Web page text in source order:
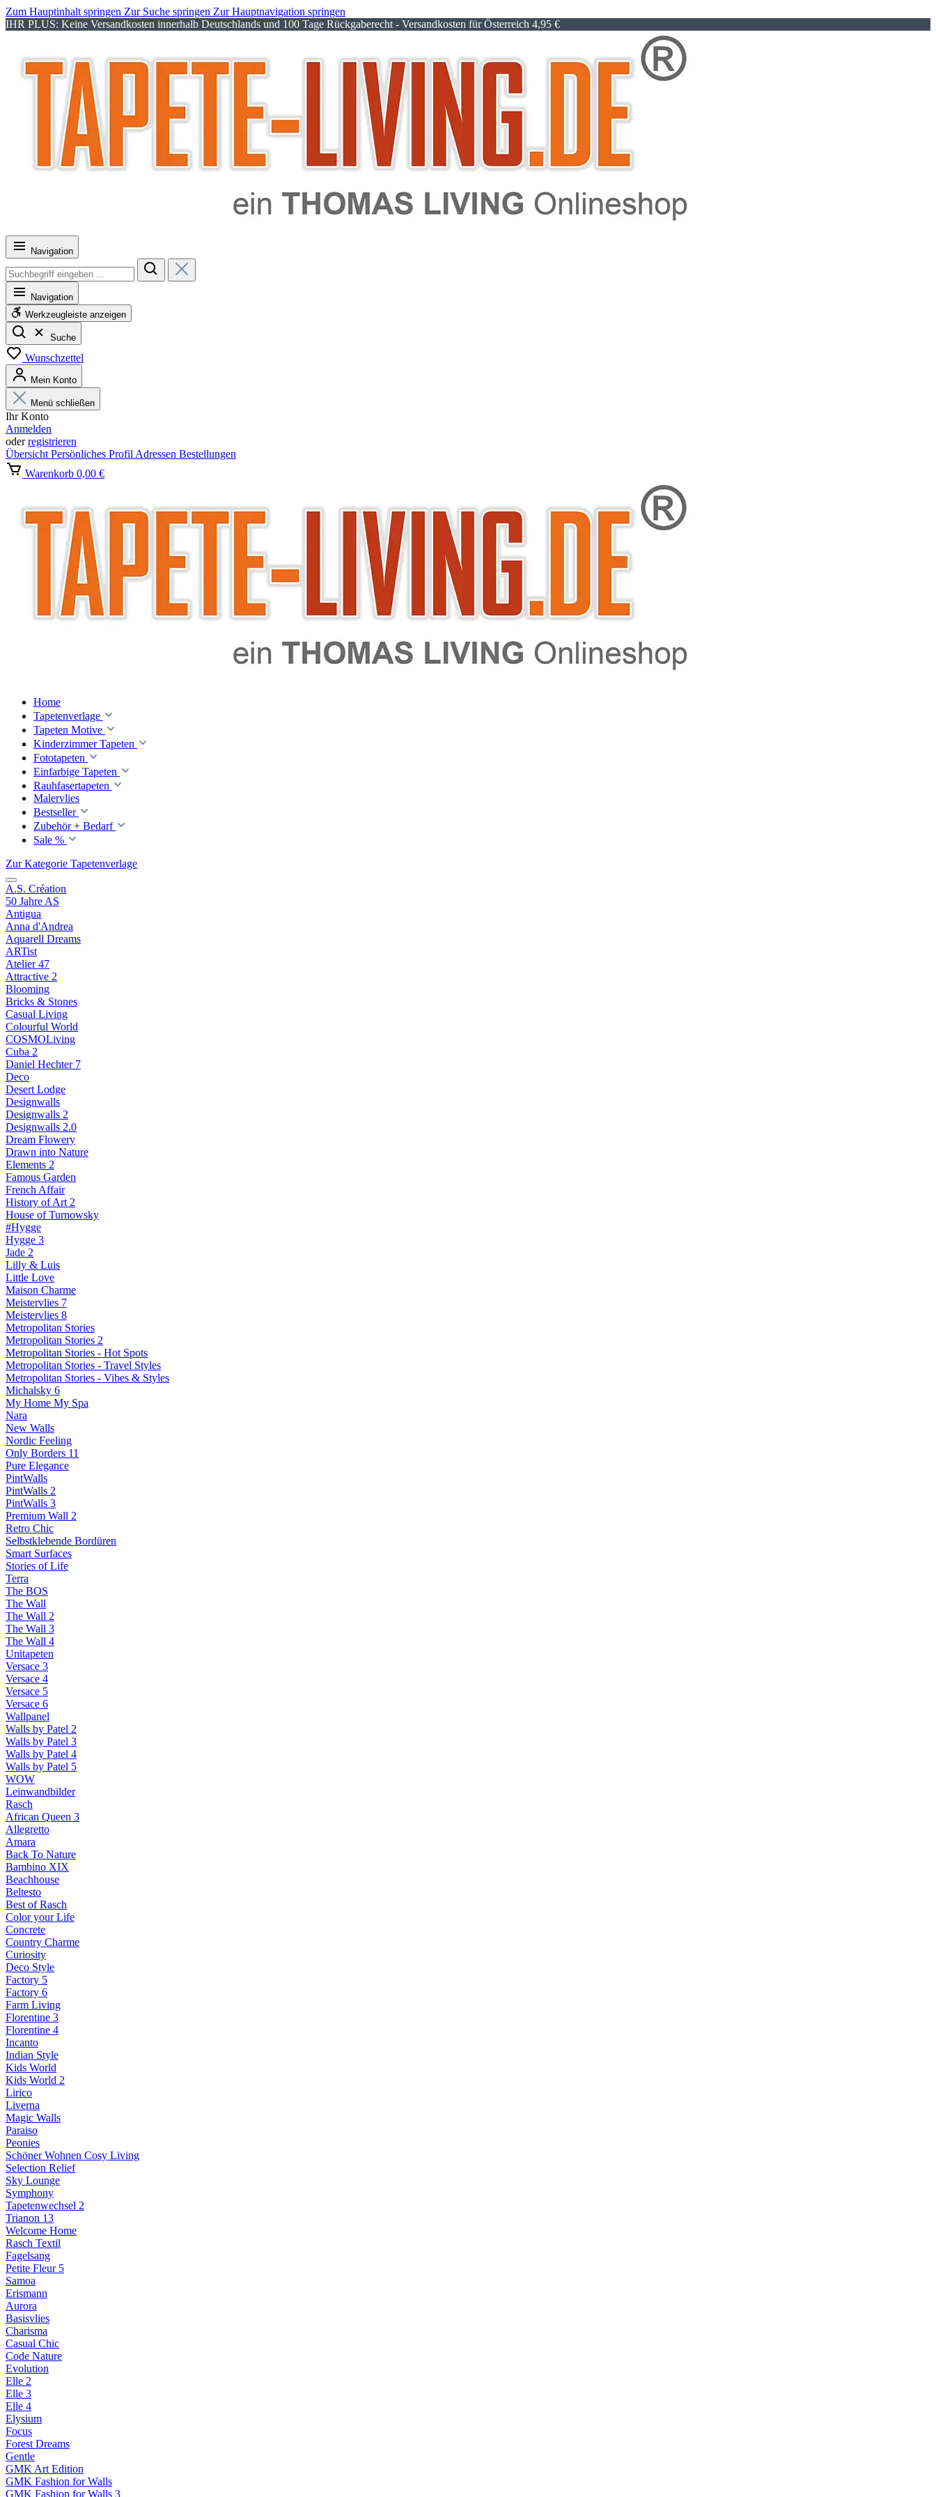
Zum Hauptinhalt springen Zur Suche springen Zur Hauptnavigation springen
IHR PLUS: Keine Versandkosten innerhalb Deutschlands und 100 Tage Rückgaberecht - Versandkosten für Österreich 4,95 €
Navigation
Navigation
Werkzeugleiste anzeigen
Suche
Wunschzettel
Mein Konto
Menü schließen
Ihr Konto
Anmelden
oderregistrieren
Übersicht Persönliches Profil Adressen Bestellungen
Warenkorb 0,00 €
Home
Tapetenverlage
Tapeten Motive
Kinderzimmer Tapeten
Fototapeten
Einfarbige Tapeten
Rauhfasertapeten
Malervlies
Bestseller
Zubehör + Bedarf
Sale %
Zur Kategorie Tapetenverlage
A.S. Création
50 Jahre AS
Antigua
Anna d'Andrea
Aquarell Dreams
ARTist
Atelier 47
Attractive 2
Blooming
Bricks & Stones
Casual Living
Colourful World
COSMOLiving
Cuba 2
Daniel Hechter 7
Deco
Desert Lodge
Designwalls
Designwalls 2
Designwalls 2.0
Dream Flowery
Drawn into Nature
Elements 2
Famous Garden
French Affair
History of Art 2
House of Turnowsky
#Hygge
Hygge 3
Jade 2
Lilly & Luis
Little Love
Maison Charme
Meistervlies 7
Meistervlies 8
Metropolitan Stories
Metropolitan Stories 2
Metropolitan Stories - Hot Spots
Metropolitan Stories - Travel Styles
Metropolitan Stories - Vibes & Styles
Michalsky 6
My Home My Spa
Nara
New Walls
Nordic Feeling
Only Borders 11
Pure Elegance
PintWalls
PintWalls 2
PintWalls 3
Premium Wall 2
Retro Chic
Selbstklebende Bordüren
Smart Surfaces
Stories of Life
Terra
The BOS
The Wall
The Wall 2
The Wall 3
The Wall 4
Unitapeten
Versace 3
Versace 4
Versace 5
Versace 6
Wallpanel
Walls by Patel 2
Walls by Patel 3
Walls by Patel 4
Walls by Patel 5
WOW
Leinwandbilder
Rasch
African Queen 3
Allegretto
Amara
Back To Nature
Bambino XIX
Beachhouse
Beltesto
Best of Rasch
Color your Life
Concrete
Country Charme
Curiosity
Deco Style
Factory 5
Factory 6
Farm Living
Florentine 3
Florentine 4
Incanto
Indian Style
Kids World
Kids World 2
Lirico
Liverna
Magic Walls
Paraiso
Peonies
Schöner Wohnen Cosy Living
Selection Relief
Sky Lounge
Symphony
Tapetenwechsel 2
Trianon 13
Welcome Home
Rasch Textil
Fagelsang
Petite Fleur 5
Samoa
Erismann
Aurora
Basisvlies
Charisma
Casual Chic
Code Nature
Evolution
Elle 2
Elle 3
Elle 4
Elysium
Focus
Forest Dreams
Gentle
GMK Art Edition
GMK Fashion for Walls
GMK Fashion for Walls 3